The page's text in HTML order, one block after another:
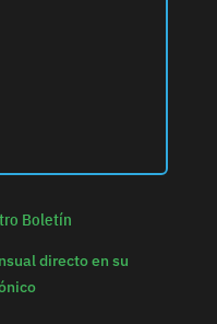
Boletín
directo en su